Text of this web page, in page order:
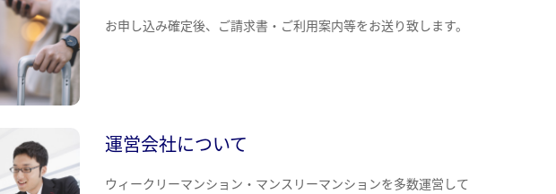
お申し込み確定後、ご請求書・ご利用案内等をお送り致します。
運営会社について
ウィークリーマンション・マンスリーマンションを多数運営して